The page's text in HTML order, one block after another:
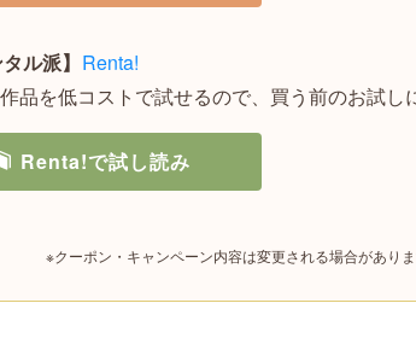
タル派】 Renta!
品を低コストで試せるので、買う前のお試し
Renta!で試し読み
※クーポン・キャンペーン内容は変更される場合があり